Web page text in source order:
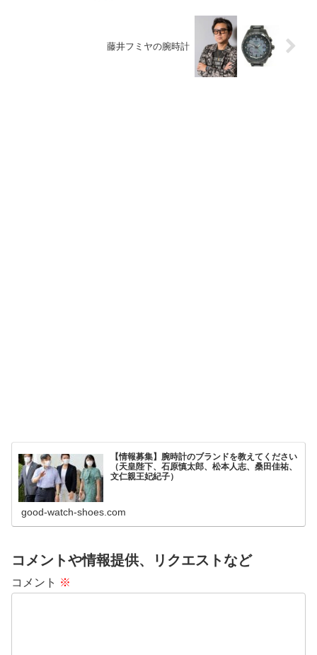
藤井フミヤの腕時計
【情報募集】腕時計のブランドを教えてください
（天皇陛下、石原慎太郎、松本人志、桑田佳祐、
文仁親王妃紀子）
good-watch-shoes.com
コメントや情報提供、リクエストなど
コメント ※